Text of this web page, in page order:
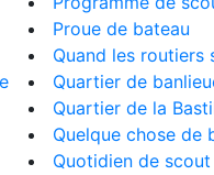
Proue de bateau
Quand les routiers
Quartier de
Quartier de la
Quelque chose de
Quotidien de scout